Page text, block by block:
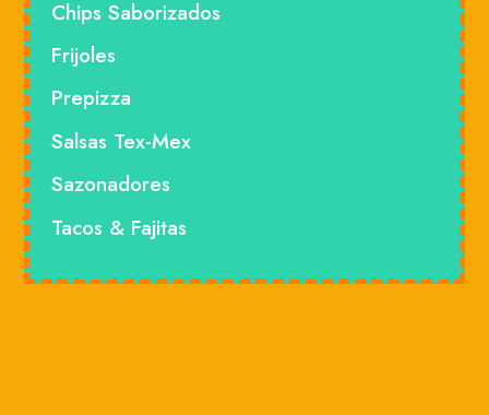
Chips Saborizados
Frijoles
Prepizza
Salsas Tex-Mex
Sazonadores
Tacos & Fajitas